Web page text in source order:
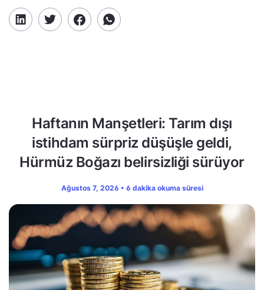
Haftanın Manşetleri: Tarım dışı
istihdam sürpriz düşüşle geldi,
Hürmüz Boğazı belirsizliği sürüyor
Ağustos 7, 2026 • 6 dakika okuma süresi